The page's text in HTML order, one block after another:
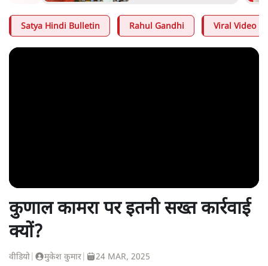
Satya Hindi Bulletin Rahul Gandhi Viral Video
कुणाल कामरा पर इतनी सख्त कार्रवाई
क्यों?
वीडियो मुकेश कुमार 24 MAR, 2025